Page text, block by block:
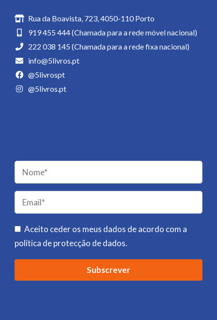
Rua da Boavista, 723, 4050-110 Porto
919 455 444 (Chamada para a rede móvel nacional)
222 038 145 (Chamada para a rede fixa nacional)
info@5livros.pt
@5livrospt
@5livros.pt
Please
leave
this
field
empty.
Aceito ceder os meus dados de acordo com a
política de protecção de dados.